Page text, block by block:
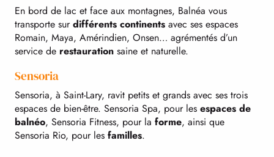
En bord de lac et face aux montagnes, Balnéa vous
transporte surdifférents continents avec ses espaces
Romain, Maya, Amérindien, Onsen… agrémentés d’un
service de restauration saine et naturelle.
Sensoria
Sensoria, à Saint-Lary, ravit petits et grands avec ses trois
espaces de bien-être. Sensoria Spa, pour les espaces de
balnéo, Sensoria Fitness, pour la forme, ainsi que
Sensoria Rio, pour les familles.